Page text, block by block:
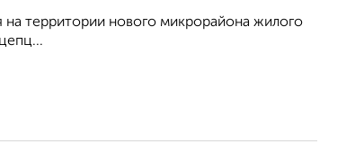
на территории нового микрорайона жилого